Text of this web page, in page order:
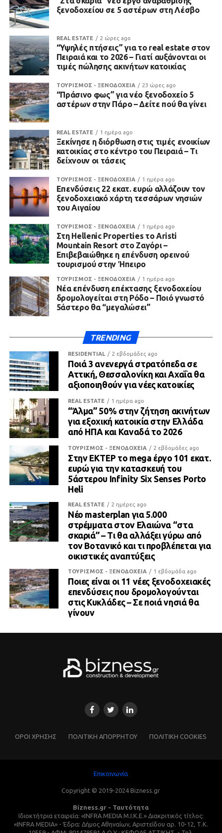
ξενοδοχείου σε 5 αστέρων στη Λέσβο
REAL ESTATE 2 ώρες ago
“Υψηλές πτήσεις” για το real estate στον
Πειραιά και το 2026 – Γιατί αυξάνονται οι
τιμές πώλησης ακινήτων κατοικίας
ΤΟΥΡΙΣΜΟΣ - ΞΕΝΟΔΟΧΕΙΑ 23 ώρες ago
“Πράσινο φως” για νέο ξενοδοχείο 5
αστέρων στην Πάρο – Δείτε πού θα γίνει
REAL ESTATE 1 ημέρα ago
Ξεκίνησε η διόρθωση στις τιμές ενοικίων
κατοικίας στο κέντρο του Πειραιά – Τι
δείχνουν οι τάσεις
ΤΟΥΡΙΣΜΟΣ - ΞΕΝΟΔΟΧΕΙΑ 1 ημέρα ago
Επενδύσεις 22 εκατ. ευρώ αλλάζουν τον
ξενοδοχειακό χάρτη τεσσάρων νησιών
του Αιγαίου
ΤΟΥΡΙΣΜΟΣ - ΞΕΝΟΔΟΧΕΙΑ 1 ημέρα ago
Στη Hellenic Properties το Aristi
Mountain Resort στο Ζαγόρι –
Επιβεβαιώθηκε η επένδυση ορεινού
τουρισμού στην Ήπειρο
ΤΟΥΡΙΣΜΟΣ - ΞΕΝΟΔΟΧΕΙΑ 1 ημέρα ago
Νέα επένδυση επέκτασης ξενοδοχείου
δρομολογείται στη Ρόδο – Ποιό γνωστό
5άστερο θα “μεγαλώσει”
TRENDING
RESIDENTIAL 2 εβδομάδες ago
Ποιά 3 ανενεργά στρατόπεδα σε
Αττική, Θεσσαλονίκη και Αχαΐα θα
αξιοποιηθούν για νέες κατοικίες
REAL ESTATE 1 ημέρα ago
“Άλμα” 50% στην ζήτηση ακινήτων
για εξοχική κατοικία στην Ελλάδα
από ΗΠΑ και Καναδά το 2026
ΤΟΥΡΙΣΜΟΣ - ΞΕΝΟΔΟΧΕΙΑ 2 εβδομάδες ago
Στην ΕΚΤΕΡ το mega έργο 101 εκατ.
ευρώ για την κατασκευή του
5άστερου Infinity Six Senses Porto
Heli
REAL ESTATE 2 ημέρες ago
Νέο masterplan για 5.000
στρέμματα στον Ελαιώνα “στα
σκαριά” – Τι θα αλλάξει γύρω από
τον Βοτανικό και τι προβλέπεται για
οικιστικές αναπτύξεις
ΤΟΥΡΙΣΜΟΣ - ΞΕΝΟΔΟΧΕΙΑ 1 εβδομάδα ago
Ποιες είναι οι 11 νέες ξενοδοχειακές
επενδύσεις που δρομολογούνται
στις Κυκλάδες – Σε ποιά νησιά θα
γίνουν
ΌΡΟΙ ΧΡΗΣΗΣ ΠΟΛΙΤΙΚΗ ΑΠΟΡΡΗΤΟΥ ΠΟΛΙΤΙΚΗ COOKIES
Επικοινωνία
Copyright © 2019-2024 Bizness.gr
Bizness.gr - Ταυτότητα
Ιδιοκτήτρια εταιρεία: «INFRA MEDIA M.I.K.E.» Διακριτικός τίτλος:
«INFRA MEDIA» - Έδρα: Δήμος Αθηναίων, Αριστείδου αρ. 10-12, Τ.Κ.